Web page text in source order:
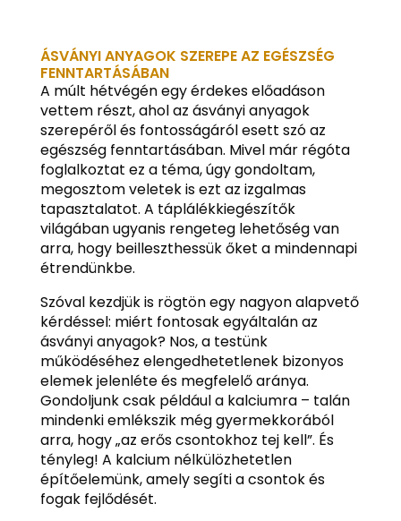
ÁSVÁNYI ANYAGOK SZEREPE AZ EGÉSZSÉG
FENNTARTÁSÁBAN
A múlt hétvégén egy érdekes előadáson
vettem részt, ahol az ásványi anyagok
szerepéről és fontosságáról esett szó az
egészség fenntartásában. Mivel már régóta
foglalkoztat ez a téma, úgy gondoltam,
megosztom veletek is ezt az izgalmas
tapasztalatot. A táplálékkiegészítők
világában ugyanis rengeteg lehetőség van
arra, hogy beilleszthessük őket a mindennapi
étrendünkbe.
Szóval kezdjük is rögtön egy nagyon alapvető
kérdéssel: miért fontosak egyáltalán az
ásványi anyagok? Nos, a testünk
működéséhez elengedhetetlenek bizonyos
elemek jelenléte és megfelelő aránya.
Gondoljunk csak például a kalciumra – talán
mindenki emlékszik még gyermekkorából
arra, hogy „az erős csontokhoz tej kell”. És
tényleg! A kalcium nélkülözhetetlen
építőelemünk, amely segíti a csontok és
fogak fejlődését.